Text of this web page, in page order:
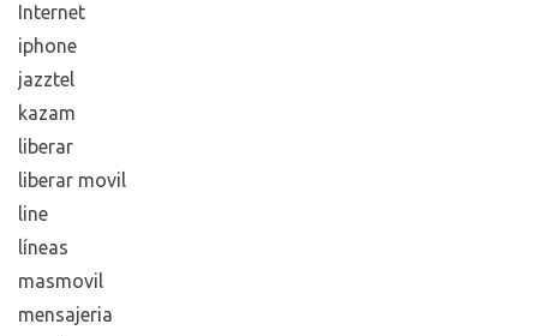
Internet
iphone
jazztel
kazam
liberar
liberar movil
line
líneas
masmovil
mensajeria